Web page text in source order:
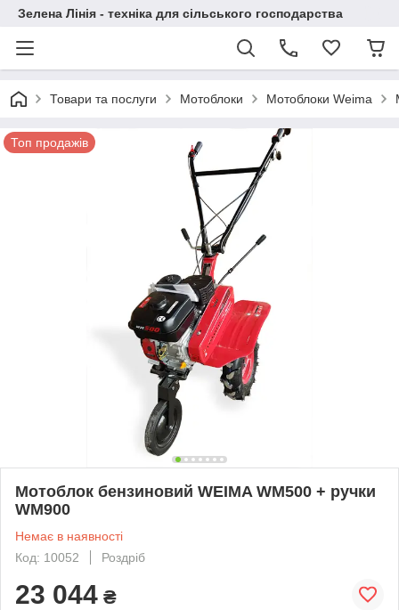
Зелена Лінія - техніка для сільського господарства
Товари та послуги Мотоблоки Мотоблоки Weima
Топ продажів
Мотоблок бензиновий WEIMA WM500 + ручки
WM900
Немає в наявності
Код: 10052
Роздріб
23 044 ₴